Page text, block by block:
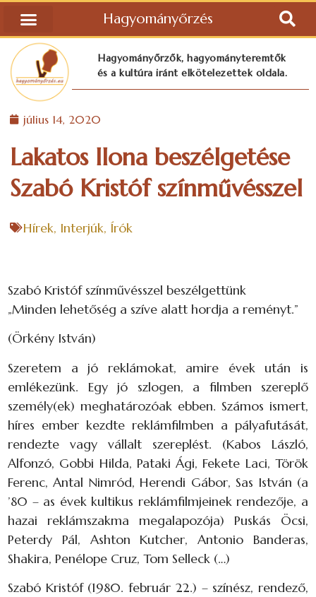
Hagyományőrzés
Hagyományőrzők, hagyományteremtők
és a kultúra iránt elkötelezettek oldala.
július 14, 2020
Lakatos Ilona beszélgetése
Szabó Kristóf színművésszel
Hírek, Interjúk, Írók
Szabó Kristóf színművésszel beszélgettünk
„Minden lehetőség a szíve alatt hordja a reményt.”
(Örkény István)
Szeretem a jó reklámokat, amire évek után is
emlékezünk. Egy jó szlogen, a filmben szereplő
személy(ek) meghatározóak ebben. Számos ismert,
híres ember kezdte reklámfilmben a pályafutását,
rendezte vagy vállalt szereplést. (Kabos László,
Alfonzó, Gobbi Hilda, Pataki Ági, Fekete Laci, Török
Ferenc, Antal Nimród, Herendi Gábor, Sas István (a
’80 – as évek kultikus reklámfilmjeinek rendezője, a
hazai reklámszakma megalapozója) Puskás Öcsi,
Peterdy Pál, Ashton Kutcher, Antonio Banderas,
Shakira, Penélope Cruz, Tom Selleck (…)
Szabó Kristóf (1980. február 22.) – színész, rendező,